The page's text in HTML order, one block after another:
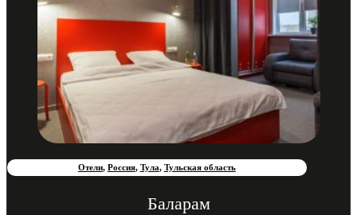
Отели, Россия, Тула, Тульская область
Баларам